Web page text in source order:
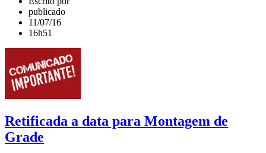
publicado
11/07/16
16h51
Retificada a data para Montagem de
Grade